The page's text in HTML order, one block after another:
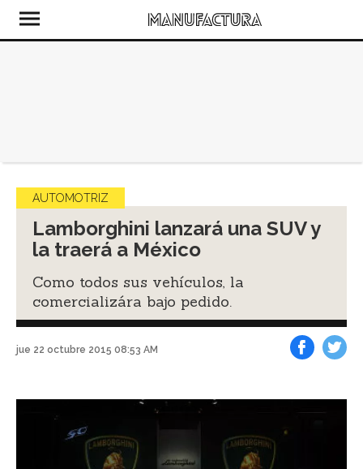
AUTOMOTRIZ
Lamborghini lanzará una SUV y
la traerá a México
Como todos sus vehículos, la
comercializára bajo pedido.
jue 22 octubre 2015 08:53 AM